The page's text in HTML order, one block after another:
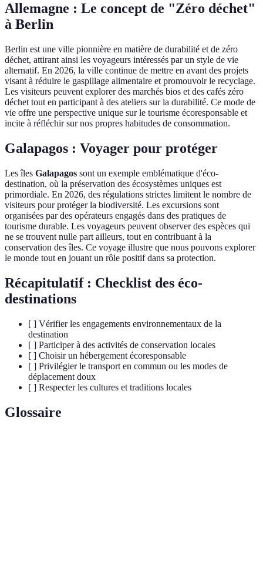
Allemagne : Le concept de "Zéro déchet"
à Berlin
Berlin est une ville pionnière en matière de durabilité et de zéro
déchet, attirant ainsi les voyageurs intéressés par un style de vie
alternatif. En 2026, la ville continue de mettre en avant des projets
visant à réduire le gaspillage alimentaire et promouvoir le recyclage.
Les visiteurs peuvent explorer des marchés bios et des cafés zéro
déchet tout en participant à des ateliers sur la durabilité. Ce mode de
vie offre une perspective unique sur le tourisme écoresponsable et
incite à réfléchir sur nos propres habitudes de consommation.
Galapagos : Voyager pour protéger
Les îles Galapagos sont un exemple emblématique d'éco-
destination, où la préservation des écosystèmes uniques est
primordiale. En 2026, des régulations strictes limitent le nombre de
visiteurs pour protéger la biodiversité. Les excursions sont
organisées par des opérateurs engagés dans des pratiques de
tourisme durable. Les voyageurs peuvent observer des espèces qui
ne se trouvent nulle part ailleurs, tout en contribuant à la
conservation des îles. Ce voyage illustre que nous pouvons explorer
le monde tout en jouant un rôle positif dans sa protection.
Récapitulatif : Checklist des éco-
destinations
[ ] Vérifier les engagements environnementaux de la
destination
[ ] Participer à des activités de conservation locales
[ ] Choisir un hébergement écoresponsable
[ ] Privilégier le transport en commun ou les modes de
déplacement doux
[ ] Respecter les cultures et traditions locales
Glossaire